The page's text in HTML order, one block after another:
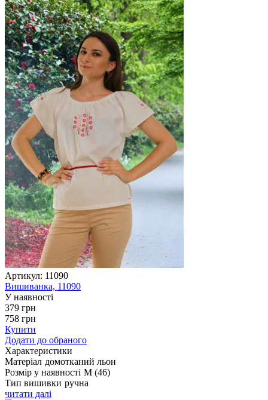
Артикул: 11090
Вишиванка, 11090
У наявності
379 грн
758 грн
Купити
Додати до обраного
Характеристики
Матеріал домотканий льон
Розмір у наявності M (46)
Тип вишивки ручна
читати далі